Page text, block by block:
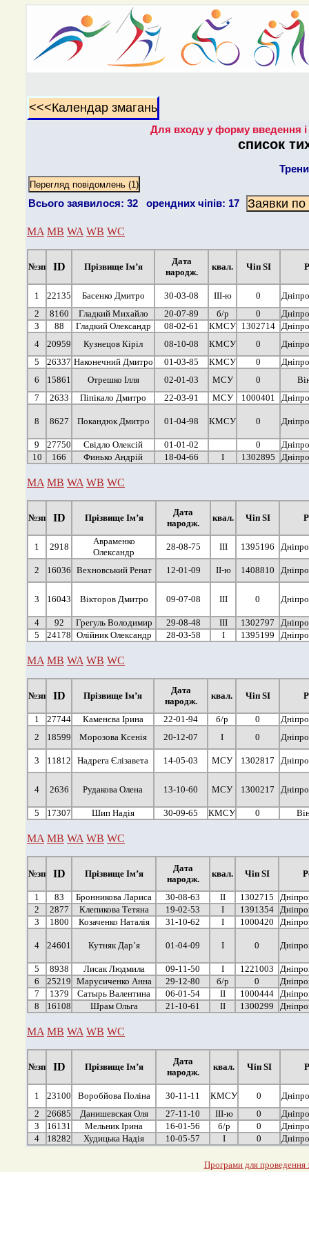
Для входу у форму введення і
список
Всього заявилося: 32 орендних чіпів: 17
MA MB WA WB WC
№зп ID Прізвище Ім’я
Дата
народж.
квал. Чіп SI
1 22135 Басенко Дмитро 30-03-08 ІІІ-ю 0
2
8160 Гладкий Михайло 20-07-89 б/р 0
3
88 Гладкий Олександр 08-02-61 КМСУ 1302714
4
20959 Кузнецов Кіріл 08-10-08 КМСУ 0
5
26337 Наконечний Дмитро 01-03-85 КМСУ 0
6
15861 Отрешко Ілля 02-01-03 МСУ 0
7
2633 Піпікало Дмитро 22-03-91 МСУ 1000401
8 8627 Покандюк Дмитро 01-04-98 КМСУ 0
9 27750 Свідло Олексій 01-01-02 0
10
166 Финько Андрій 18-04-66 І 1302895
MA MB WA WB WC
№зп ID Прізвище Ім’я
Дата
народж.
квал. Чіп SI
1 2918
Авраменко
Олександр
28-08-75 ІІІ 1395196
2 16036 Вехновський Ренат 12-01-09 ІІ-ю 1408810
3 16043 Вікторов Дмитро 09-07-08 ІІІ 0
4 92 Грегуль Володимир 29-08-48 ІІІ 1302797
5
24178 Олійник Олександр 28-03-58 І 1395199
MA MB WA WB WC
№зп ID Прізвище Ім’я
Дата
народж.
квал. Чіп SI
1 27744 Каменєва Ірина 22-01-94 б/р 0
2
18599 Морозова Ксенія 20-12-07 І 0
3 11812 Надрега Єлізавета 14-05-03 МСУ 1302817
4 2636 Рудакова Олена 13-10-60 МСУ 1300217
5 17307 Шип Надія 30-09-65 КМСУ 0
MA MB WA WB WC
№зп ID Прізвище Ім’я
Дата
народж.
квал. Чіп SI
1 83 Бронникова Лариса 30-08-63 ІІ 1302715
2
2877 Клепикова Тетяна 19-02-53 І 1391354
3
1800 Козаченко Наталія 31-10-62 І 1000420
4 24601 Кутняк Дар’я 01-04-09 І 0
5 8938 Лисак Людмила 09-11-50 І 1221003
6
25219 Марусиченко Анна 29-12-80 б/р 0
7
1379 Сатырь Валентина 06-01-54 ІІ 1000444
8
16108 Шрам Ольга 21-10-61 ІІ 1300299
MA MB WA WB WC
№зп ID Прізвище Ім’я
Дата
народж.
квал. Чіп SI
1 23100 Воробйова Поліна 30-11-11 КМСУ 0
2
26685 Данишевская Оля 27-11-10 ІІІ-ю 0
3
16131 Мельник Ірина 16-01-56 б/р 0
4
18282 Худицька Надія 10-05-57 І 0
Програми для проведення